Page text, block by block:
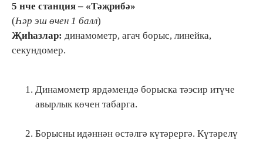
5 нче станция – «Тәҗрибә»
(Һәр эш өчен 1 балл)
Җиһазлар: динамометр, агач борыс, линейка,
секундомер.
Динамометр ярдәмендә борыска тәэсир итүче
авырлык көчен табарга.
Борысны идәннән өстәлгә күтәрергә. Күтәрелү